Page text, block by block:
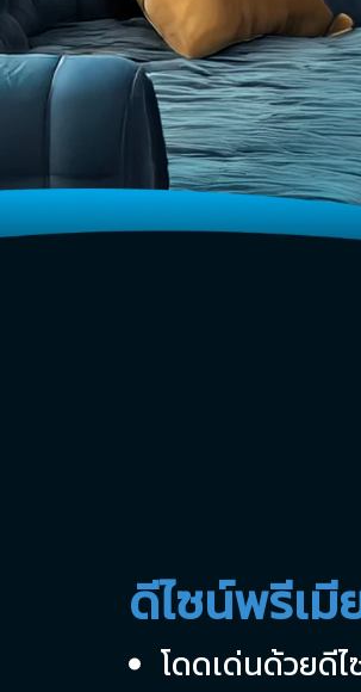
ดีไซน์พรีเมี
โดดเด่นด้วยดี